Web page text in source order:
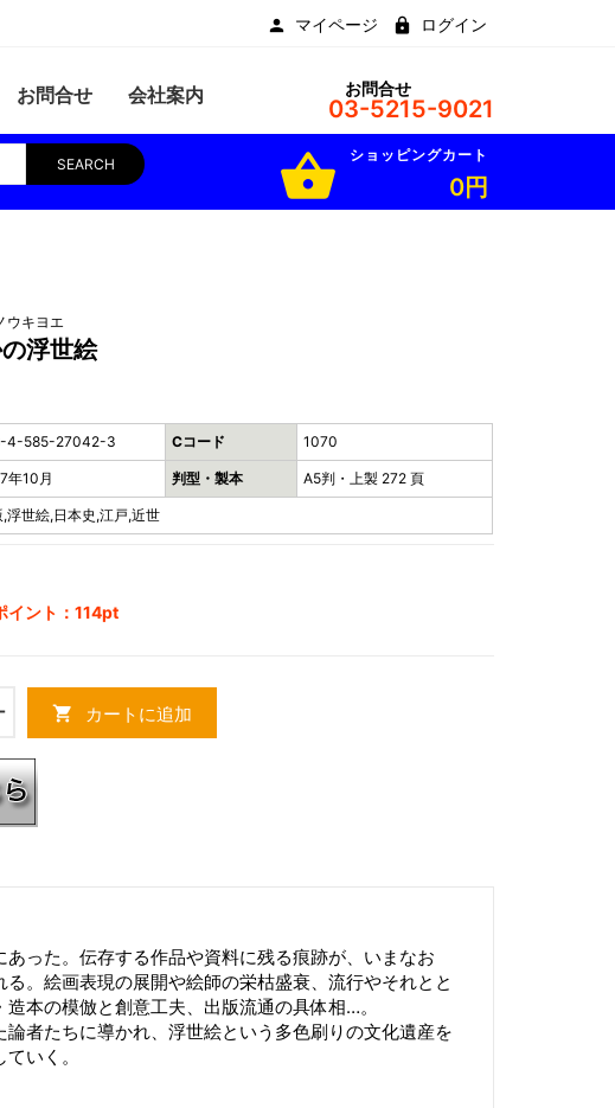
マイページ ログイン
お問合せ 会社案内 お問合せ
03-5215-9021
SEARCH shopping_basket ショッピングカート
0円
ウキヨエ
浮世絵
4-585-27042-3 Cコード 1070
年10月 判型・製本 A5判・上製 272 頁
,浮世絵,日本史,江戸,近世
イント：114pt
shopping_cart カートに追加
った。伝存する作品や資料に残る痕跡が、いまなお
。絵画表現の展開や絵師の栄枯盛衰、流行やそれとと
本の模倣と創意工夫、出版流通の具体相…。
論者たちに導かれ、浮世絵という多色刷りの文化遺産を
いく。